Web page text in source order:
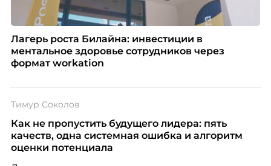
Лагерь роста Билайна: инвестиции в
ментальное здоровье сотрудников через
формат workation
Тимур Соколов
Как не пропустить будущего лидера: пять
качеств, одна системная ошибка и алгоритм
оценки потенциала